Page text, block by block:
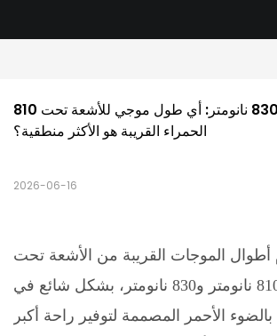
810 نانومتر مقابل 830 نانومتر: أي طول موجي للأشعة تحت
الحمراء القريبة هو الأكثر منطقية؟
2026-06-16
الموجات القريبة من الأشعة تحت
الحمراء، مثل 810 نانومتر و830 نانومتر، بشكل شائع في
بالضوء الأحمر المصممة لتوفير راحة أكبر